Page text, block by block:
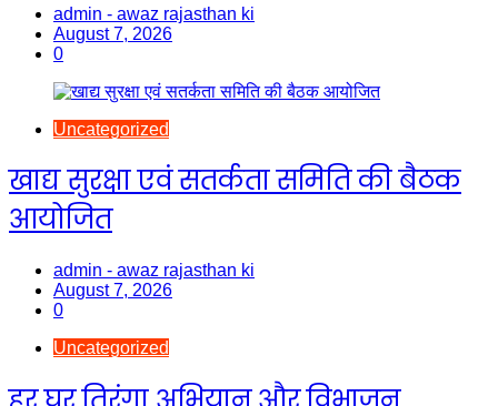
admin - awaz rajasthan ki
August 7, 2026
0
Uncategorized
खाद्य सुरक्षा एवं सतर्कता समिति की बैठक
आयोजित
admin - awaz rajasthan ki
August 7, 2026
0
Uncategorized